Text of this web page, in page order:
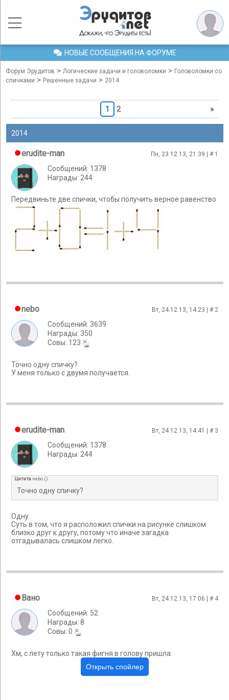
НОВЫЕ СООБЩЕНИЯ НА ФОРУМЕ
Форум Эрудитов > Логические задачи и головоломки > Головоломки со
спичками > Решенные задачи > 2014
1 2 »
2014
erudite-man Пн, 23.12.13, 21:39 | # 1
Сообщений: 1378
Награды: 244
Передвиньте две спички, чтобы получить верное равенство
nebo Вт, 24.12.13, 14:23 | # 2
Сообщений: 3639
Награды: 350
Cовы: 123
Точно одну спичку?
У меня только с двумя получается.
erudite-man Вт, 24.12.13, 14:41 | # 3
Сообщений: 1378
Награды: 244
Цитата nebo ()
Точно одну спичку?
Одну.
Суть в том, что я расположил спички на рисунке слишком
близко друг к другу, потому что иначе загадка
отгадывалась слишком легко.
Вано Вт, 24.12.13, 17:06 | # 4
Сообщений: 52
Награды: 8
Cовы: 0
Хм, с лету только такая фигня в голову пришла: